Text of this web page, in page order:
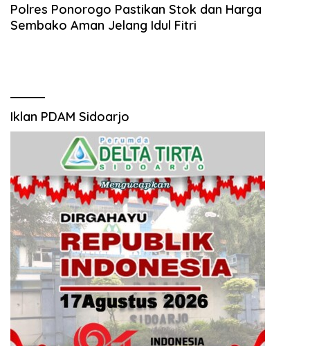
Polres Ponorogo Pastikan Stok dan Harga
Sembako Aman Jelang Idul Fitri
Iklan PDAM Sidoarjo